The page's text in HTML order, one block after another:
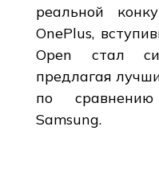
реальной
OnePlus,
Open стал
предлагая
по
Samsung.